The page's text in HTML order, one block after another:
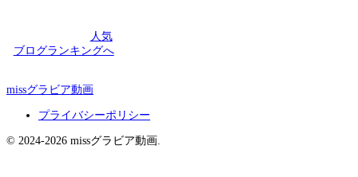
人気
ブログランキングへ
missグラビア動画
プライバシーポリシー
© 2024-2026 missグラビア動画.